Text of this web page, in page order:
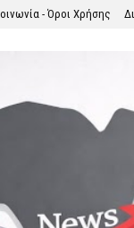
- Όροι Χρήσης